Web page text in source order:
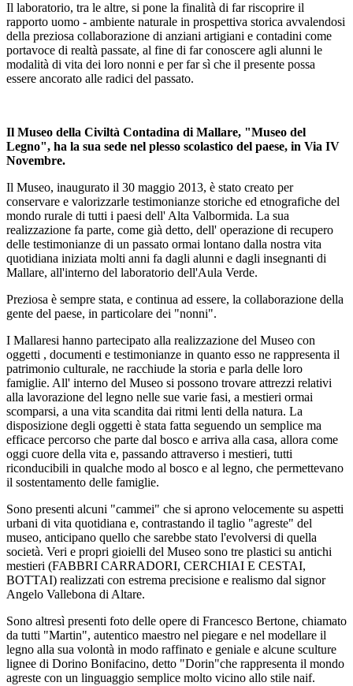
Il laboratorio, tra le altre, si pone la finalità di far riscoprire il
rapporto uomo - ambiente naturale in prospettiva storica avvalendosi
della preziosa collaborazione di anziani artigiani e contadini come
portavoce di realtà passate, al fine di far conoscere agli alunni le
modalità di vita dei loro nonni e per far sì che il presente possa
essere ancorato alle radici del passato.
Il Museo della Civiltà Contadina di Mallare, "Museo del
Legno", ha la sua sede nel plesso scolastico del paese, in Via IV
Novembre.
Il Museo, inaugurato il 30 maggio 2013, è stato creato per
conservare e valorizzarle testimonianze storiche ed etnografiche del
mondo rurale di tutti i paesi dell' Alta Valbormida. La sua
realizzazione fa parte, come già detto, dell' operazione di recupero
delle testimonianze di un passato ormai lontano dalla nostra vita
quotidiana iniziata molti anni fa dagli alunni e dagli insegnanti di
Mallare, all'interno del laboratorio dell'Aula Verde.
Preziosa è sempre stata, e continua ad essere, la collaborazione della
gente del paese, in particolare dei "nonni".
I Mallaresi hanno partecipato alla realizzazione del Museo con
oggetti , documenti e testimonianze in quanto esso ne rappresenta il
patrimonio culturale, ne racchiude la storia e parla delle loro
famiglie. All' interno del Museo si possono trovare attrezzi relativi
alla lavorazione del legno nelle sue varie fasi, a mestieri ormai
scomparsi, a una vita scandita dai ritmi lenti della natura. La
disposizione degli oggetti è stata fatta seguendo un semplice ma
efficace percorso che parte dal bosco e arriva alla casa, allora come
oggi cuore della vita e, passando attraverso i mestieri, tutti
riconducibili in qualche modo al bosco e al legno, che permettevano
il sostentamento delle famiglie.
Sono presenti alcuni "cammei" che si aprono velocemente su aspetti
urbani di vita quotidiana e, contrastando il taglio "agreste" del
museo, anticipano quello che sarebbe stato l'evolversi di quella
società. Veri e propri gioielli del Museo sono tre plastici su antichi
mestieri (FABBRI CARRADORI, CERCHIAI E CESTAI,
BOTTAI) realizzati con estrema precisione e realismo dal signor
Angelo Vallebona di Altare.
Sono altresì presenti foto delle opere di Francesco Bertone, chiamato
da tutti "Martin", autentico maestro nel piegare e nel modellare il
legno alla sua volontà in modo raffinato e geniale e alcune sculture
lignee di Dorino Bonifacino, detto "Dorin"che rappresenta il mondo
agreste con un linguaggio semplice molto vicino allo stile naif.